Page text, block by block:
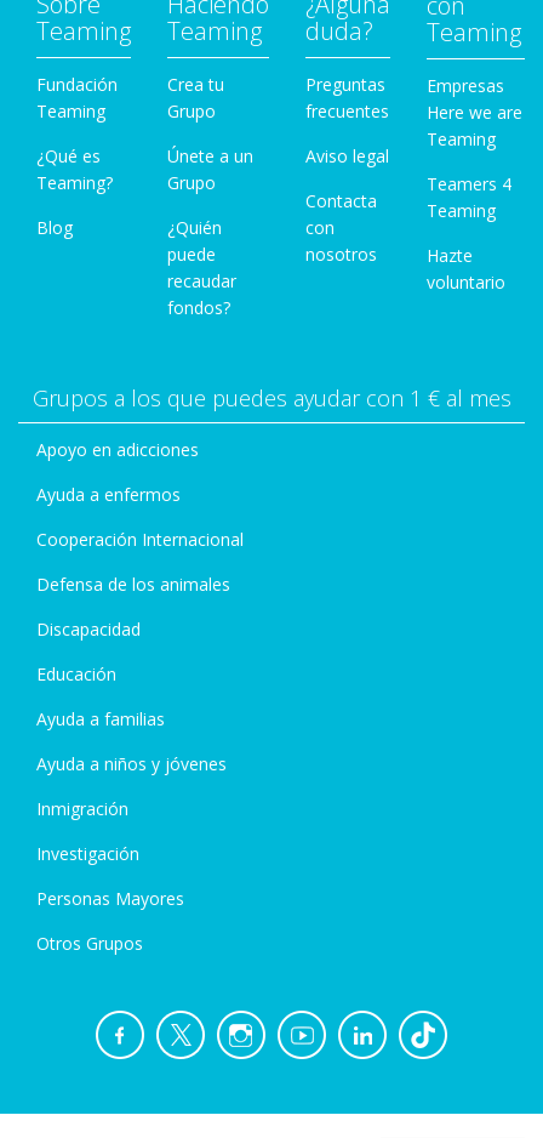
Teaming
Fundación
Teaming
¿Qué es
Teaming?
Blog
Teaming
Crea tu
Grupo
Únete a un
Grupo
¿Quién
puede
recaudar
fondos?
duda?
Preguntas
frecuentes
Aviso legal
Contacta
con
nosotros
Teaming
Empresas
Here we are
Teaming
Teamers 4
Teaming
Hazte
voluntario
Grupos a los que puedes ayudar con 1 € al mes
Apoyo en adicciones
Ayuda a enfermos
Cooperación Internacional
Defensa de los animales
Discapacidad
Educación
Ayuda a familias
Ayuda a niños y jóvenes
Inmigración
Investigación
Personas Mayores
Otros Grupos